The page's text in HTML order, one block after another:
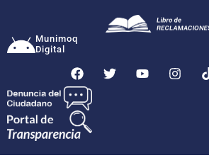
Munimoq
Digital